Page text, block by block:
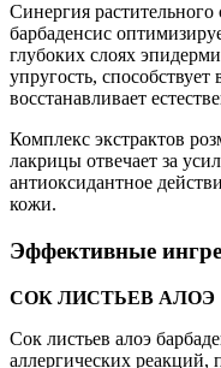
Синергия растительного
барбаденсис
глубоких слоях
упругость,
восстанавливает
Комплекс экстрактов
лакрицы отвечает за
антиоксидантное
кожи.
Эффективные
СОК ЛИСТЬЕВ АЛОЭ
Сок листьев алоэ
аллергических реакций,